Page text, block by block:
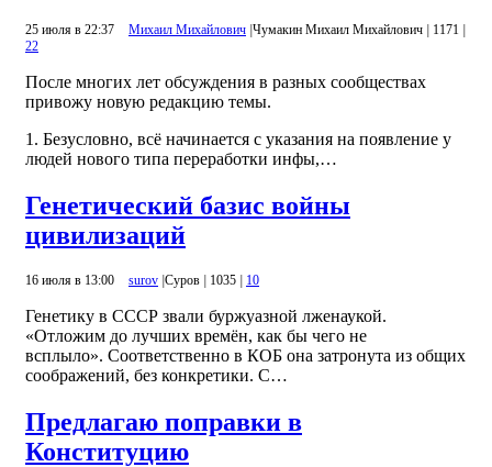
25 июля в 22:37 Михаил Михайлович |Чумакин Михаил Михайлович | 1171 |
22
После многих лет обсуждения в разных сообществах
привожу новую редакцию темы.
1. Безусловно, всё начинается с указания на появление у
людей нового типа переработки инфы,…
Генетический базис войны
цивилизаций
16 июля в 13:00 surov |Суров | 1035 | 10
Генетику в СССР звали буржуазной лженаукой.
«Отложим до лучших времён, как бы чего не
всплыло». Соответственно в КОБ она затронута из общих
соображений, без конкретики. С…
Предлагаю поправки в
Конституцию